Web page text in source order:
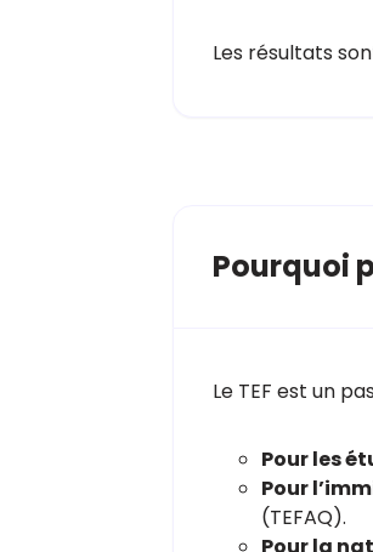
Les résultats
Pourquoi
Le TEF est un
Pour les
Pour
(TEFAQ).
Pour la